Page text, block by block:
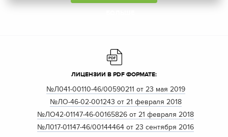
ЛИЦЕНЗИИ В PDF ФОРМАТЕ:
№Л041-00110-46/00590211 от 23 мая 2019
№ЛО-46-02-001243 от 21 февраля 2018
№ЛО42-01147-46-00165826 от 21 февраля 2018
№Л017-01147-46/00144464 от 23 сентября 2016